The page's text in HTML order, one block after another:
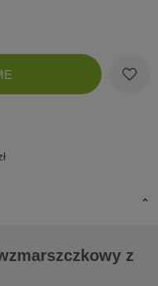
Zobacz
koszyk
z